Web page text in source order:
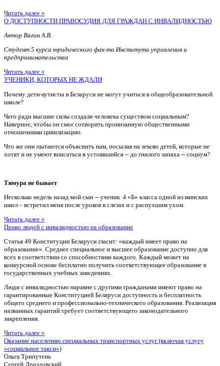
Читать далее »
О ДОСТУПНОСТИ ПРАВОСУДИЯ ДЛЯ ГРАЖДАН С ИНВАЛИДНОСТЬЮ
Автор Вагин А.В.
Студент 5 курса юридического фак-та Института управления и
предпринимательства
Читать далее »
УЧЕНИКИ, КОТОРЫХ НЕ ЖДАЛИ
Почему дети-аутисты в Беларуси не могут учиться в общеобразовательной
школе?
Чего ради высшие силы создали человека существом социальным?
Наверное, чтобы он смог сотворить пронизанную общественными
отношениями цивилизацию.
Что же они пытаются объяснить нам, посылая на землю детей, которые не
хотят и не умеют вписаться в устоявшийся -- до гнилого запаха -- социум?
Тимура не бывает
Несколько недель назад мой сын -- ученик 4 «Б» класса одной из минских
школ – встретил меня после уроков в слезах и с распухшим ухом.
Читать далее »
Право людей с инвалидностью на образование
Статья 49 Конституции Беларуси гласит: «каждый имеет право на
образование». Среднее специальное и высшее образование доступно для
всех в соответствии со способностями каждого. Каждый может на
конкурсной основе бесплатно получить соответствующее образование в
государственных учебных заведениях.
Люди с инвалидностью наравне с другими гражданами имеют право на
гарантированные Конституцией Беларуси доступность и бесплатность
общего среднего и профессионально-технического образования. Реализация
названных гарантий требует соответствующего законодательного
закрепления.
Читать далее »
Оказание населению специальных транспортных услуг (включая услугу
«социальное такси»)
Ольга Трипутень
Сергей Дроздовский